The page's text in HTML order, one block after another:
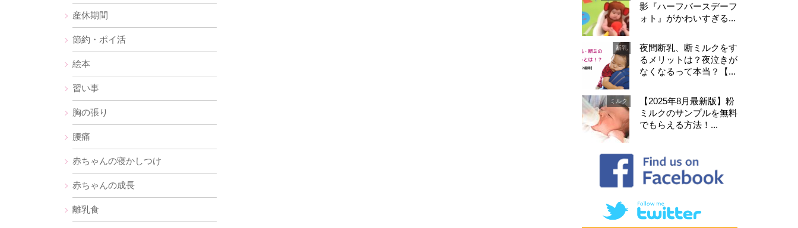
産休期間
節約・ポイ活
絵本
習い事
胸の張り
腰痛
赤ちゃんの寝かしつけ
赤ちゃんの成長
離乳食
影『ハーフバースデーフ
ォト』がかわいすぎる...
断乳
夜間断乳、断ミルクをす
るメリットは？夜泣きが
なくなるって本当？【...
ミルク
【2025年8月最新版】粉
ミルクのサンプルを無料
でもらえる方法！...